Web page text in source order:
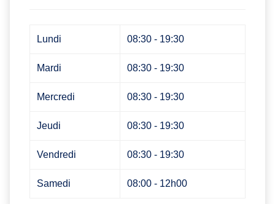
Lundi 08:30 - 19:30
Mardi 08:30 - 19:30
Mercredi 08:30 - 19:30
Jeudi 08:30 - 19:30
Vendredi 08:30 - 19:30
Samedi 08:00 - 12h00